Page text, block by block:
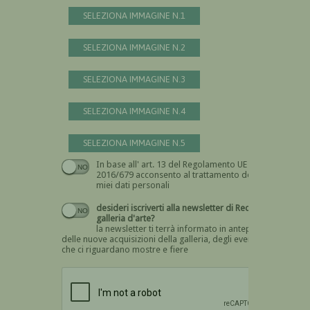
SELEZIONA IMMAGINE N.1
SELEZIONA IMMAGINE N.2
SELEZIONA IMMAGINE N.3
SELEZIONA IMMAGINE N.4
SELEZIONA IMMAGINE N.5
In base all' art. 13 del Regolamento UE n.
2016/679 acconsento al trattamento dei
miei dati personali
Devi dare il consenso
desideri iscriverti alla newsletter di Recta
galleria d'arte?
la newsletter ti terrà informato in anteprima
delle nuove acquisizioni della galleria, degli eventi
che ci riguardano mostre e fiere